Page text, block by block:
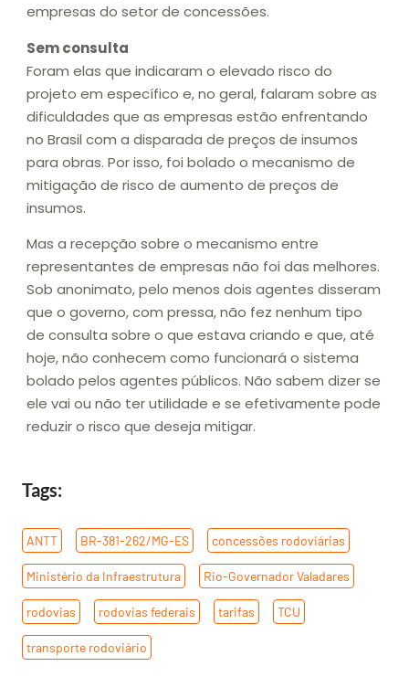
empresas do setor de concessões.
Sem consulta
Foram elas que indicaram o elevado risco do
projeto em específico e, no geral, falaram sobre as
dificuldades que as empresas estão enfrentando
no Brasil com a disparada de preços de insumos
para obras. Por isso, foi bolado o mecanismo de
mitigação de risco de aumento de preços de
insumos.
Mas a recepção sobre o mecanismo entre
representantes de empresas não foi das melhores.
Sob anonimato, pelo menos dois agentes disseram
que o governo, com pressa, não fez nenhum tipo
de consulta sobre o que estava criando e que, até
hoje, não conhecem como funcionará o sistema
bolado pelos agentes públicos. Não sabem dizer se
ele vai ou não ter utilidade e se efetivamente pode
reduzir o risco que deseja mitigar.
Tags:
ANTT BR-381-262/MG-ES concessões rodoviárias
Ministério da Infraestrutura Rio-Governador Valadares
rodovias rodovias federais tarifas TCU
transporte rodoviário